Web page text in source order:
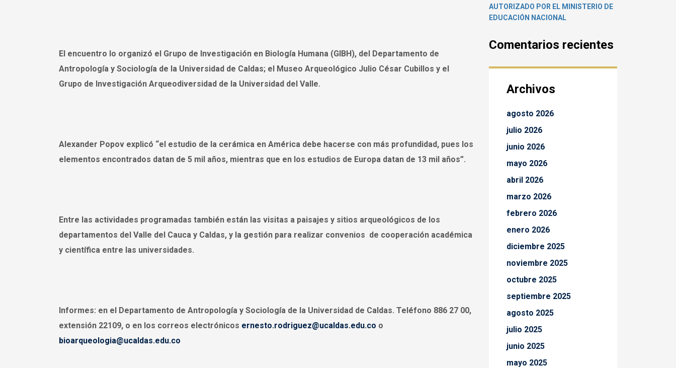
El encuentro lo organizó el Grupo de Investigación en Biología Humana (GIBH), del Departamento de
Antropología y Sociología de la Universidad de Caldas; el Museo Arqueológico Julio César Cubillos y el
Grupo de Investigación Arqueodiversidad de la Universidad del Valle.
Alexander Popov explicó “el estudio de la cerámica en América debe hacerse con más profundidad, pues los
elementos encontrados datan de 5 mil años, mientras que en los estudios de Europa datan de 13 mil años”.
Entre las actividades programadas también están las visitas a paisajes y sitios arqueológicos de los
departamentos del Valle del Cauca y Caldas, y la gestión para realizar convenios de cooperación académica
y científica entre las universidades.
Informes: en el Departamento de Antropología y Sociología de la Universidad de Caldas. Teléfono 886 27 00,
extensión 22109, o en los correos electrónicos ernesto.rodriguez@ucaldas.edu.co o
bioarqueologia@ucaldas.edu.co
AUTORIZADO POR EL MINISTERIO DE
EDUCACIÓN NACIONAL
Comentarios recientes
Archivos
agosto 2026
julio 2026
junio 2026
mayo 2026
abril 2026
marzo 2026
febrero 2026
enero 2026
diciembre 2025
noviembre 2025
octubre 2025
septiembre 2025
agosto 2025
julio 2025
junio 2025
mayo 2025